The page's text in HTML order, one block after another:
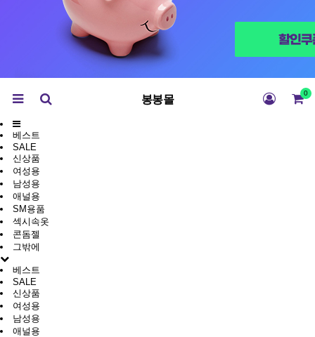
봉봉몰 0
베스트
SALE
신상품
여성용
남성용
애널용
SM용품
섹시속옷
콘돔젤
그밖에
베스트
SALE
신상품
여성용
남성용
애널용